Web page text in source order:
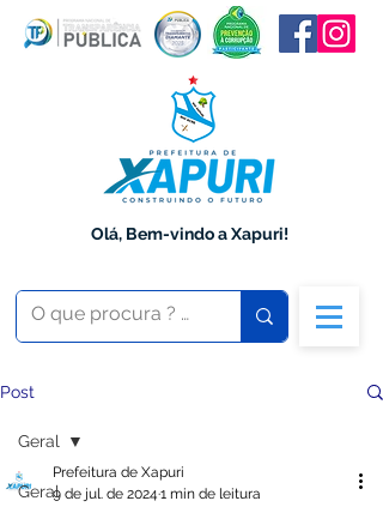
Olá, Bem-vindo a Xapuri!
Post
Geral
Geral
Prefeitura de Xapuri
9 de jul. de 2024 1 min de leitura